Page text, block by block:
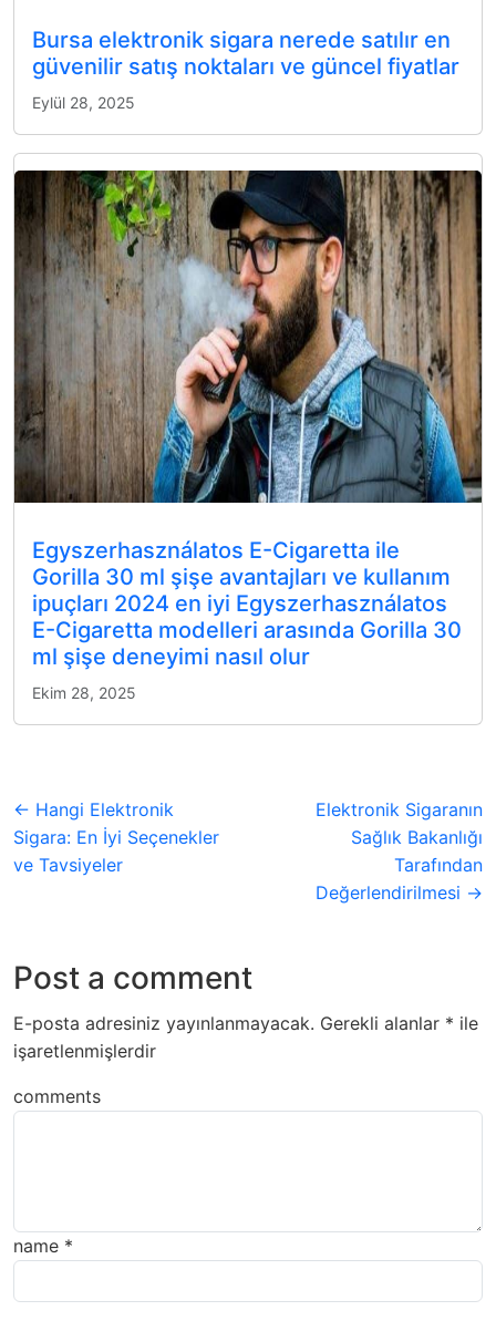
Bursa elektronik sigara nerede satılır en
güvenilir satış noktaları ve güncel fiyatlar
Eylül 28, 2025
Egyszerhasználatos E-Cigaretta ile
Gorilla 30 ml şişe avantajları ve kullanım
ipuçları 2024 en iyi Egyszerhasználatos
E-Cigaretta modelleri arasında Gorilla 30
ml şişe deneyimi nasıl olur
Ekim 28, 2025
← Hangi Elektronik
Sigara: En İyi Seçenekler
ve Tavsiyeler
Elektronik Sigaranın
Sağlık Bakanlığı
Tarafından
Değerlendirilmesi →
Post a comment
E-posta adresiniz yayınlanmayacak. Gerekli alanlar * ile
işaretlenmişlerdir
comments
name *